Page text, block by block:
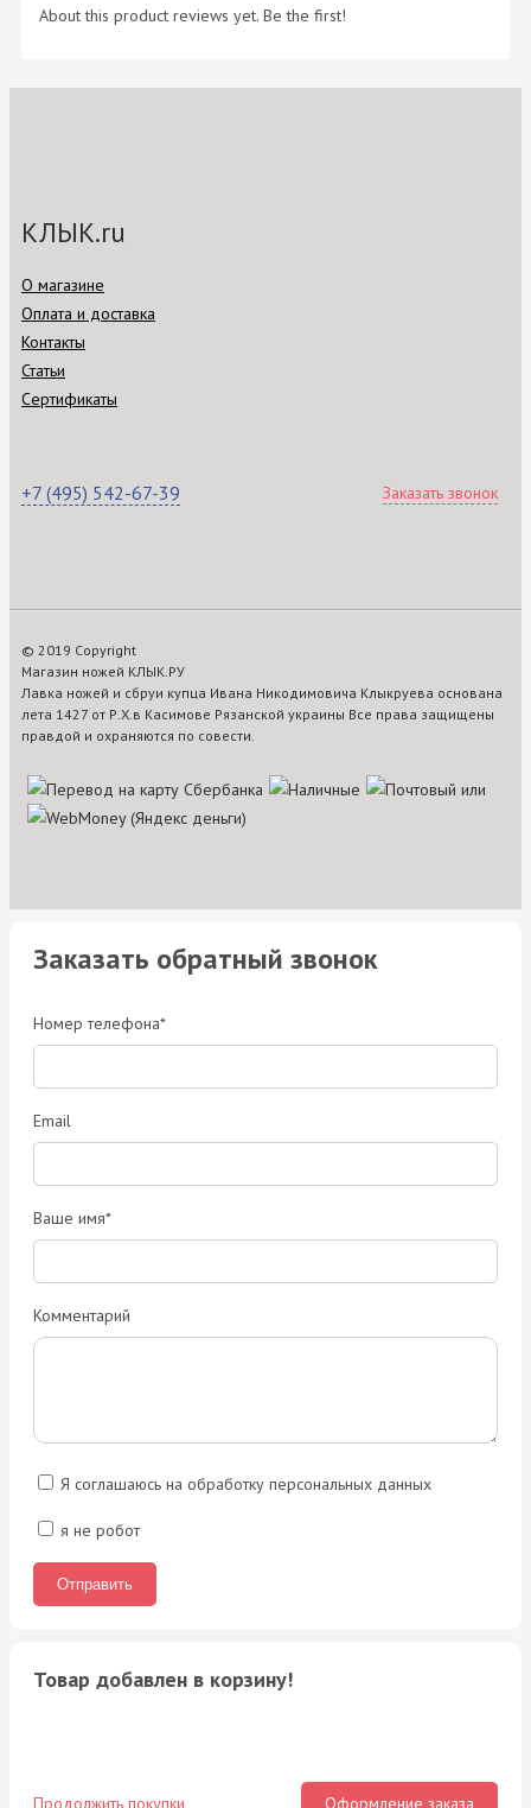
About this product reviews yet. Be the first!
КЛЫК.ru
О магазине
Оплата и доставка
Контакты
Статьи
Сертификаты
+7 (495) 542-67-39 Заказать звонок
© 2019 Copyright
Магазин ножей КЛЫК.РУ
Лавка ножей и сбруи купца Ивана Никодимовича Клыкруева основана
лета 1427 от Р.Х.в Касимове Рязанской украины Все права защищены
правдой и охраняются по совести.
Заказать обратный звонок
Номер телефона*
Email
Ваше имя*
Комментарий
Я соглашаюсь на обработку персональных данных
я не робот
Товар добавлен в корзину!
Продолжить покупки Оформление заказа